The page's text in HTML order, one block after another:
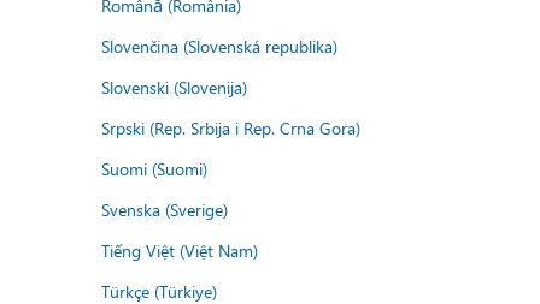
Română (România)
Slovenčina (Slovenská republika)
Slovenski (Slovenija)
Srpski (Rep. Srbija i Rep. Crna Gora)
Suomi (Suomi)
Svenska (Sverige)
Tiếng Việt (Việt Nam)
Türkçe (Türkiye)